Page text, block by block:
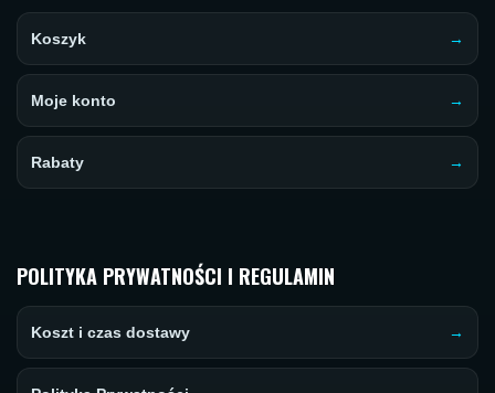
Koszyk
Moje konto
Rabaty
POLITYKA PRYWATNOŚCI I REGULAMIN
Koszt i czas dostawy